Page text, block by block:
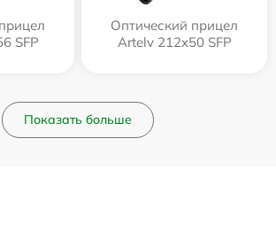
SFP
Оптический прицел
Artelv 212x50 SFP
Показать больше